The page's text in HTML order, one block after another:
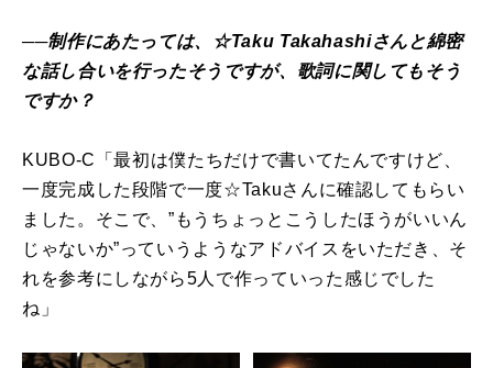
──制作にあたっては、☆Taku Takahashiさんと綿密
な話し合いを行ったそうですが、歌詞に関してもそう
ですか？
KUBO-C「最初は僕たちだけで書いてたんですけど、
一度完成した段階で一度☆Takuさんに確認してもらい
ました。そこで、”もうちょっとこうしたほうがいいん
じゃないか”っていうようなアドバイスをいただき、そ
れを参考にしながら5人で作っていった感じでした
ね」